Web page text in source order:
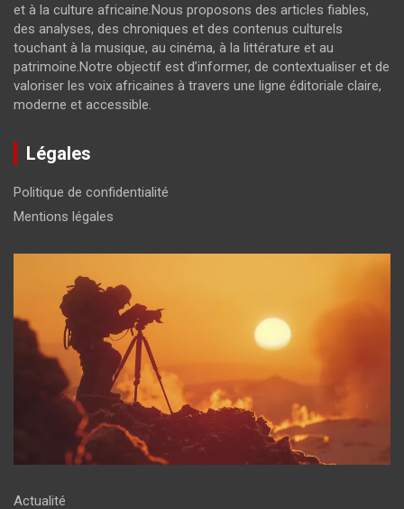
et à la culture africaine.Nous proposons des articles fiables,
des analyses, des chroniques et des contenus culturels
touchant à la musique, au cinéma, à la littérature et au
patrimoine.Notre objectif est d’informer, de contextualiser et de
valoriser les voix africaines à travers une ligne éditoriale claire,
moderne et accessible.
Légales
Politique de confidentialité
Mentions légales
Actualité